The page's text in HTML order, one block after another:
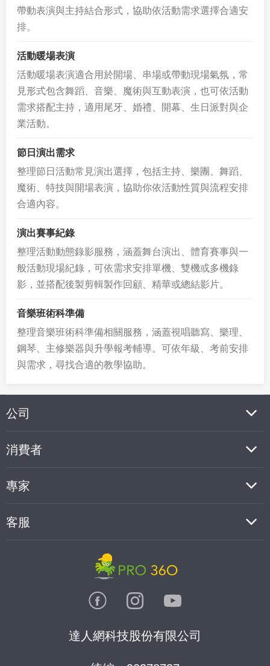
帶動表演與主持結合形式，協助依活動需求選擇合適安
排。
活動暖場表演
活動暖場表演適合用於開場、串場或帶動現場氣氛，常
見形式包含舞蹈、音樂、魔術與互動表演，也可依活動
需求搭配主持，適用尾牙、婚禮、開幕、生日派對與企
業活動。
節日演出需求
整理節日活動常見演出選擇，包括主持、樂團、舞蹈、
魔術、特技與開場表演，協助你依活動性質與流程安排
合適內容。
演出賽事紀錄
整理活動動態錄影服務，涵蓋舞台演出、體育賽事與一
般活動現場紀錄，可依需求安排單機、雙機或多機錄
影，並搭配後製剪輯製作回顧、精華或總結影片。
音樂班術科準備
整理音樂班術科準備相關服務，涵蓋視唱聽寫、樂理、
鋼琴、主修樂器與升學報考輔導。可依年級、考前安排
與需求，尋找合適的教學協助。
公司
消費者
專家
客服
達人網科技股份有限公司